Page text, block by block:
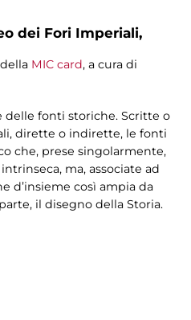
dei Fori Imperiali,
MIC card, a cura di
delle fonti storiche. Scritte o
dirette o indirette, le fonti
che, prese singolarmente,
ma, associate ad
d’insieme così ampia da
il disegno della Storia.